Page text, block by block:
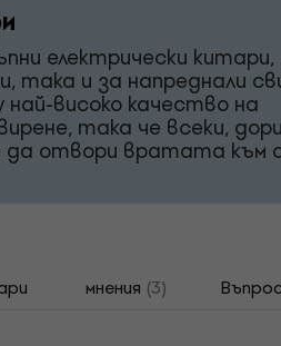
електрически китари,
така и за напреднали
високо качество на
така че всеки,
да отвори вратата към
мнения (3)